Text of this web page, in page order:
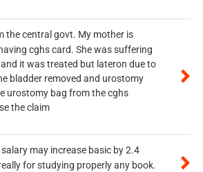
the central govt. My mother is
cghs card. She was suffering
it was treated but lateron due to
bladder removed and urostomy
urostomy bag from the cghs
the claim
may increase basic by 2.4
for studying properly any book.